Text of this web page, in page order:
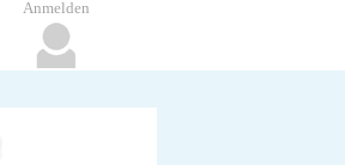
Anmelden